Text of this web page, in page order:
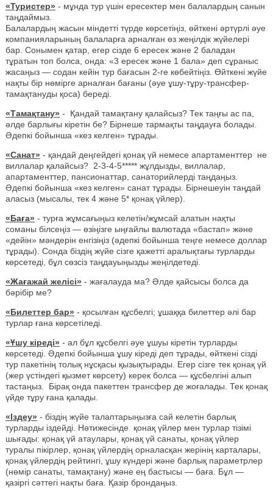
«Туристер» - мұнда тур үшін ересектер мен балалардың санын
таңдаймыз.
Балалардың жасын міндетті түрде көрсетіңіз, өйткені әртүрлі әуе
компанияларының балаларға арналған өз жеңілдік жүйелері
бар. Сонымен қатар, егер сізде 6 ересек және 2 баладан
тұратын топ болса, онда: «3 ересек және 1 бала» деп сұраныс
жасаңыз — содан кейін тур бағасын 2-ге көбейтіңіз. Өйткені жүйе
нақты бір нөмірге арналған бағаны (әуе ұшу-тұру-трансфер-
тамақтануды қоса) береді.
«Тамақтану» - Қандай тамақтану қалайсыз? Тек таңғы ас па,
әлде барлығы кіретін бе? Бірнеше тармақты таңдауға болады.
Әдепкі бойынша «кез келген» тұрады.
«Санат» - қандай деңгейдегі қонақ үй немесе апартаменттер не
виллалар қалайсыз? 2-3-4-5***** жұлдызды, виллалар,
апартаменттер, пансионаттар, санаторийлерді таңдаңыз.
Әдепкі бойынша «кез келген» санат тұрады. Бірнешеуін таңдай
аласыз (мысалы, тек 4 және 5* қонақ үйлер).
«Баға» - турға жұмсағыңыз келетін/жұмсай алатын нақты
соманы білсеңіз — өзіңізге ыңғайлы валютада «бастап» және
«дейін» мәндерін енгізіңіз (әдепкі бойынша теңге немесе доллар
тұрады). Сонда біздің жүйе сізге қажетті аралықтағы турларды
көрсетеді, бұл сөзсіз таңдауыңызды жеңілдетеді.
«Жағажай желісі» - жағалауда ма? Әлде қайсысы болса да
бәрібір ме?
«Билеттер бар» - қосылған құсбелгі; ұшаққа билеттер әлі бар
турлар ғана көрсетіледі.
«Ұшу кіреді» - ал бұл құсбелгі әуе ұшуы кіретін турларды
көрсетеді. Әдепкі бойынша ұшу кіреді деп тұрады, өйткені сізді
тур пакетінің толық нұсқасы қызықтырады. Егер сізге тек қонақ үй
(жер үстіндегі қызмет көрсету) керек болса — құсбелгіні алып
тастаңыз. Бірақ онда пакеттен трансфер де жоғалады. Тек қонақ
үйде тұру ғана қалады.
«Іздеу» - біздің жүйе талаптарыңызға сай келетін барлық
турларды іздейді. Нәтижесінде қонақ үйлер мен турлар тізімі
шығады: қонақ үй атаулары, қонақ үй санаты, қонақ үйлер
туралы пікірлер, қонақ үйлердің орналасқан жерінің карталары,
қонақ үйлердің рейтингі, ұшу күндері және барлық параметрлер
(нөмір санаты, тамақтану) және ең бастысы — баға. Бұл —
қазіргі сәттегі нақты баға. Қазір брондаңыз.